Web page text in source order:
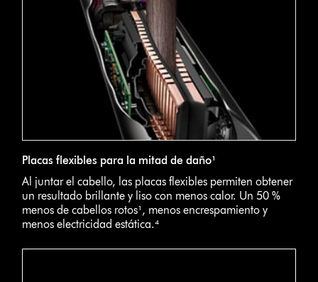
Placas flexibles para la mitad de daño¹
Al juntar el cabello, las placas flexibles permiten obtener
un resultado brillante y liso con menos calor. Un 50 %
menos de cabellos rotos¹, menos encrespamiento y
menos electricidad estática.⁴